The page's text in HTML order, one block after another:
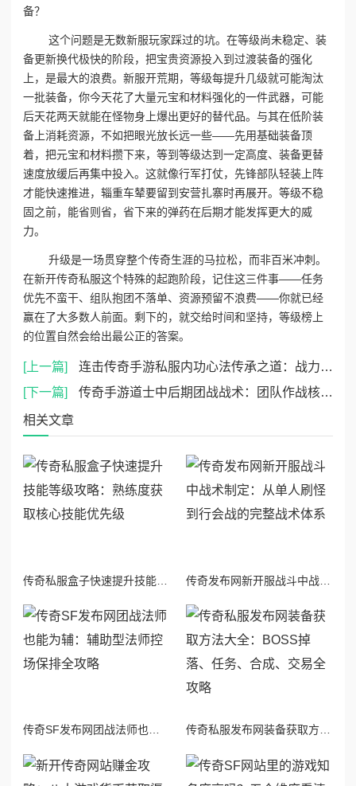
备？‌
这个问题是无数新服玩家踩过的坑。在等级尚未稳定、装
备更新换代极快的阶段，把宝贵资源投入到过渡装备的强化
上，是最大的浪费。新服开荒期，等级每提升几级就可能淘汰
一批装备，你今天花了大量元宝和材料强化的一件武器，可能
后天花两天就能在怪物身上爆出更好的替代品。与其在低阶装
备上消耗资源，不如把眼光放长远一些——先用基础装备顶
着，把元宝和材料攒下来，等到等级达到一定高度、装备更替
速度放缓后再集中投入。这就像行军打仗，先锋部队轻装上阵
才能快速推进，辎重车辇要留到安营扎寨时再展开。等级不稳
固之前，能省则省，省下来的弹药在后期才能发挥更大的威
力。
升级是一场贯穿整个传奇生涯的马拉松，而非百米冲刺。
在新开传奇私服这个特殊的起跑阶段，记住这三件事——任务
优先不蛮干、组队抱团不落单、资源预留不浪费——你就已经
赢在了大多数人前面。剩下的，就交给时间和坚持，等级榜上
的位置自然会给出最公正的答案。
[上一篇]
连击传奇手游私服内功心法传承之道：战力飙升修炼全攻略
[下一篇]
传奇手游道士中后期团战战术：团队作战核心贡献解析
相关文章
传奇发布网新开服战斗中战术制定：从单人刷怪到行会战的完整战术体系